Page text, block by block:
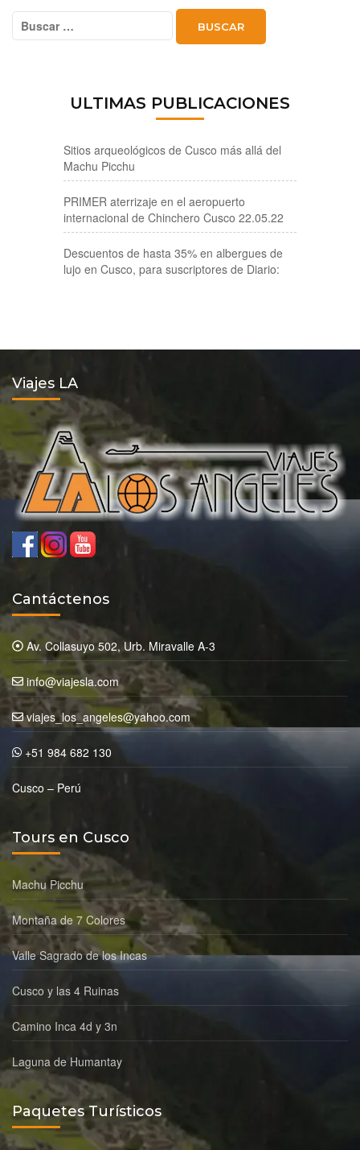
Buscar:
ULTIMAS PUBLICACIONES
Sitios arqueológicos de Cusco más allá del
Machu Picchu
PRIMER aterrizaje en el aeropuerto
internacional de Chinchero Cusco 22.05.22
Descuentos de hasta 35% en albergues de
lujo en Cusco, para suscriptores de Diario:
Viajes LA
Cantáctenos
Av. Collasuyo 502, Urb. Miravalle A-3
info@viajesla.com
viajes_los_angeles@yahoo.com
+51 984 682 130
Cusco – Perú
Tours en Cusco
Machu Picchu
Montaña de 7 Colores
Valle Sagrado de los Incas
Cusco y las 4 Ruinas
Camino Inca 4d y 3n
Laguna de Humantay
Paquetes Turísticos